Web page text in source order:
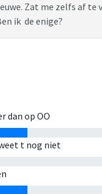
Zat me zelfs af te
ik de enige?
dan op OO
t nog niet